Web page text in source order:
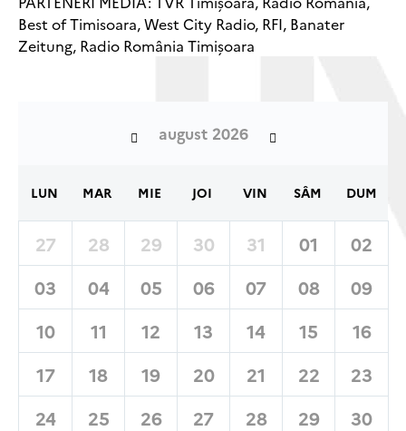
Best of Timisoara, West City Radio, RFI, Banater
Zeitung, Radio România Timișoara
august 2026
LUN MAR MIE JOI VIN SÂM DUM
27 28 29 30 31 01
02
03
04 05 06 07 08
09
10
11 12 13 14 15
16
17
18 19 20 21 22
23
24
25 26 27 28 29
30